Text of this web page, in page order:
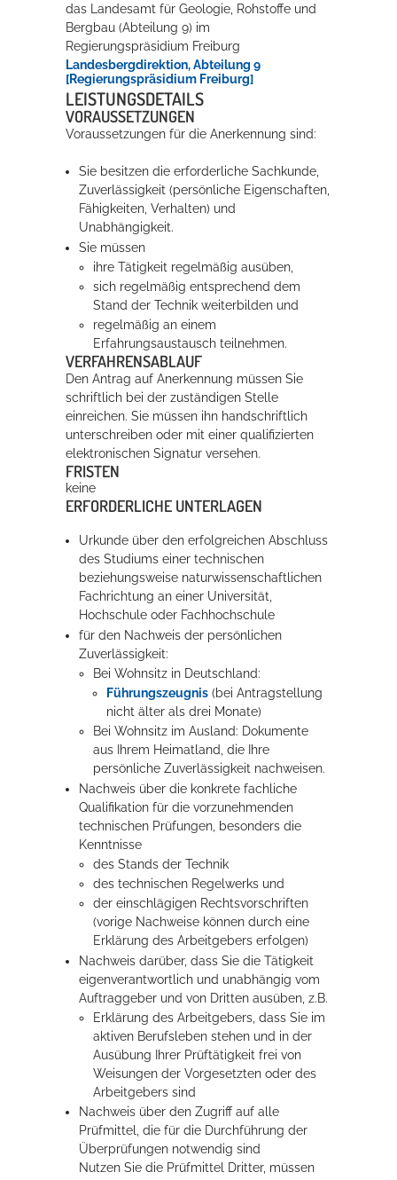
das Landesamt für Geologie, Rohstoffe und
Bergbau (Abteilung 9) im
Regierungspräsidium Freiburg
Landesbergdirektion, Abteilung 9
[Regierungspräsidium Freiburg]
LEISTUNGSDETAILS
VORAUSSETZUNGEN
Voraussetzungen für die Anerkennung sind:
Sie besitzen die erforderliche Sachkunde,
Zuverlässigkeit (persönliche Eigenschaften,
Fähigkeiten, Verhalten) und
Unabhängigkeit.
Sie müssen
ihre Tätigkeit regelmäßig ausüben,
sich regelmäßig entsprechend dem
Stand der Technik weiterbilden und
regelmäßig an einem
Erfahrungsaustausch teilnehmen.
VERFAHRENSABLAUF
Den Antrag auf Anerkennung müssen Sie
schriftlich bei der zuständigen Stelle
einreichen. Sie müssen ihn handschriftlich
unterschreiben oder mit einer qualifizierten
elektronischen Signatur versehen.
FRISTEN
keine
ERFORDERLICHE UNTERLAGEN
Urkunde über den erfolgreichen Abschluss
des Studiums einer technischen
beziehungsweise naturwissenschaftlichen
Fachrichtung an einer Universität,
Hochschule oder Fachhochschule
für den Nachweis der persönlichen
Zuverlässigkeit:
Bei Wohnsitz in Deutschland:
Führungszeugnis(bei Antragstellung
nicht älter als drei Monate)
Bei Wohnsitz im Ausland: Dokumente
aus Ihrem Heimatland, die Ihre
persönliche Zuverlässigkeit nachweisen.
Nachweis über die konkrete fachliche
Qualifikation für die vorzunehmenden
technischen Prüfungen, besonders die
Kenntnisse
des Stands der Technik
des technischen Regelwerks und
der einschlägigen Rechtsvorschriften
(vorige Nachweise können durch eine
Erklärung des Arbeitgebers erfolgen)
Nachweis darüber, dass Sie die Tätigkeit
eigenverantwortlich und unabhängig vom
Auftraggeber und von Dritten ausüben, z.B.
Erklärung des Arbeitgebers, dass Sie im
aktiven Berufsleben stehen und in der
Ausübung Ihrer Prüftätigkeit frei von
Weisungen der Vorgesetzten oder des
Arbeitgebers sind
Nachweis über den Zugriff auf alle
Prüfmittel, die für die Durchführung der
Überprüfungen notwendig sind
Nutzen Sie die Prüfmittel Dritter, müssen